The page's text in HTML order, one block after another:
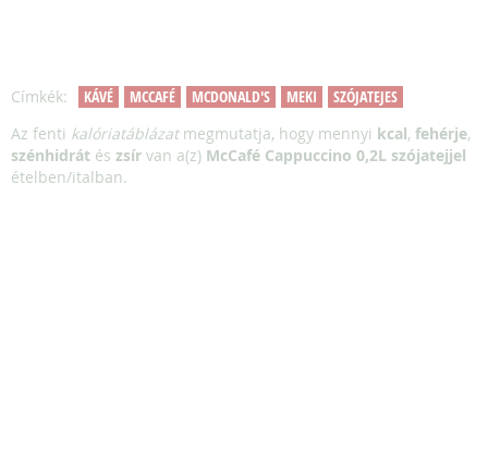
Címkék: KÁVÉ MCCAFÉ MCDONALD'S MEKI
SZÓJATEJES
Az fenti kalóriatáblázatmegmutatja, hogy mennyi kcal, fehérje,
szénhidrát és zsír van a(z) McCafé Cappuccino 0,2L szójatejjel
ételben/italban.